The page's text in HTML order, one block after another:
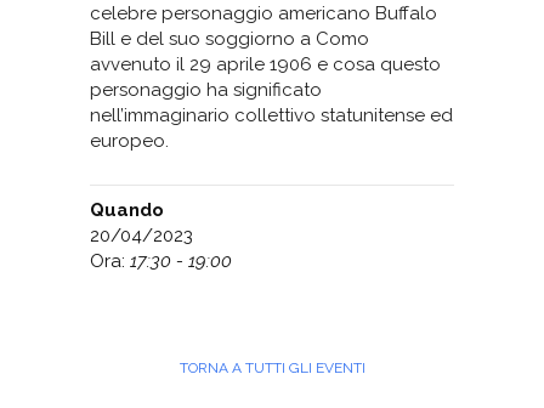
celebre personaggio americano Buffalo
Bill e del suo soggiorno a Como
avvenuto il 29 aprile 1906 e cosa questo
personaggio ha significato
nell’immaginario collettivo statunitense ed
europeo.
Quando
20/04/2023
Ora: 17:30 - 19:00
TORNA A TUTTI GLI EVENTI